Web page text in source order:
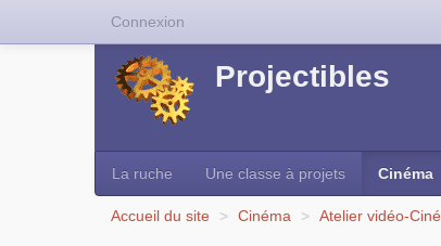
Projectibles
La ruche Une classe à projets Cinéma
Accueil du site > Cinéma > Atelier vidéo-
Connexion